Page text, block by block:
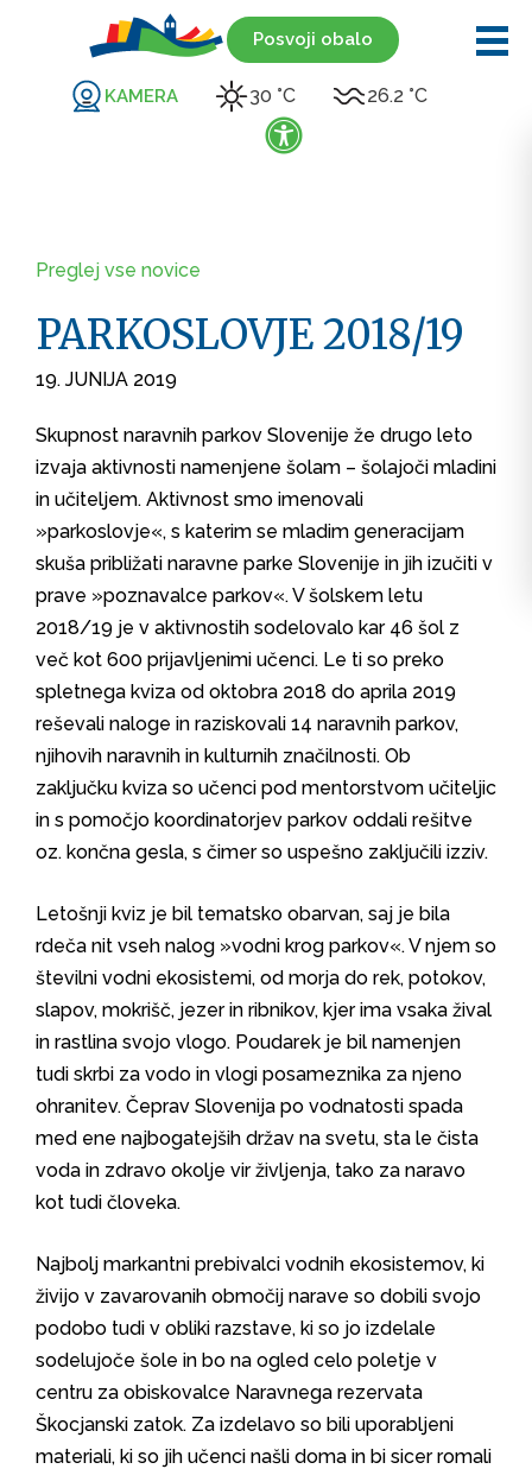
Posvoji obalo
KAMERA 30 °C 26.2 °C
Preglej vse novice
PARKOSLOVJE 2018/19
19. JUNIJA 2019
Skupnost naravnih parkov Slovenije že drugo leto
izvaja aktivnosti namenjene šolam – šolajoči mladini
in učiteljem. Aktivnost smo imenovali
»parkoslovje«, s katerim se mladim generacijam
skuša približati naravne parke Slovenije in jih izučiti v
prave »poznavalce parkov«. V šolskem letu
2018/19 je v aktivnostih sodelovalo kar 46 šol z
več kot 600 prijavljenimi učenci. Le ti so preko
spletnega kviza od oktobra 2018 do aprila 2019
reševali naloge in raziskovali 14 naravnih parkov,
njihovih naravnih in kulturnih značilnosti. Ob
zaključku kviza so učenci pod mentorstvom učiteljic
in s pomočjo koordinatorjev parkov oddali rešitve
oz. končna gesla, s čimer so uspešno zaključili izziv.
Letošnji kviz je bil tematsko obarvan, saj je bila
rdeča nit vseh nalog »vodni krog parkov«. V njem so
številni vodni ekosistemi, od morja do rek, potokov,
slapov, mokrišč, jezer in ribnikov, kjer ima vsaka žival
in rastlina svojo vlogo. Poudarek je bil namenjen
tudi skrbi za vodo in vlogi posameznika za njeno
ohranitev. Čeprav Slovenija po vodnatosti spada
med ene najbogatejših držav na svetu, sta le čista
voda in zdravo okolje vir življenja, tako za naravo
kot tudi človeka.
Najbolj markantni prebivalci vodnih ekosistemov, ki
živijo v zavarovanih območij narave so dobili svojo
podobo tudi v obliki razstave, ki so jo izdelale
sodelujoče šole in bo na ogled celo poletje v
centru za obiskovalce Naravnega rezervata
Škocjanski zatok. Za izdelavo so bili uporabljeni
materiali, ki so jih učenci našli doma in bi sicer romali